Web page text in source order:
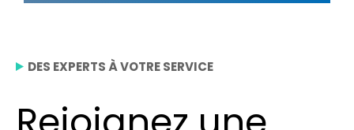
DES EXPERTS À VOTRE SERVICE